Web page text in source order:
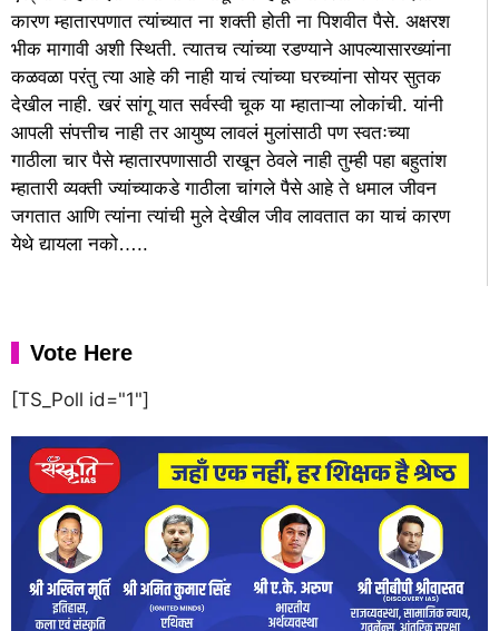
कारण म्हातारपणात त्यांच्यात ना शक्ती होती ना पिशवीत पैसे. अक्षरश
भीक मागावी अशी स्थिती. त्यातच त्यांच्या रडण्याने आपल्यासारख्यांना
कळवळा परंतु त्या आहे की नाही याचं त्यांच्या घरच्यांना सोयर सुतक
देखील नाही. खरं सांगू यात सर्वस्वी चूक या म्हाताऱ्या लोकांची. यांनी
आपली संपत्तीच नाही तर आयुष्य लावलं मुलांसाठी पण स्वतःच्या
गाठीला चार पैसे म्हातारपणासाठी राखून ठेवले नाही तुम्ही पहा बहुतांश
म्हातारी व्यक्ती ज्यांच्याकडे गाठीला चांगले पैसे आहे ते धमाल जीवन
जगतात आणि त्यांना त्यांची मुले देखील जीव लावतात का याचं कारण
येथे द्यायला नको…..
Vote Here
[TS_Poll id="1"]